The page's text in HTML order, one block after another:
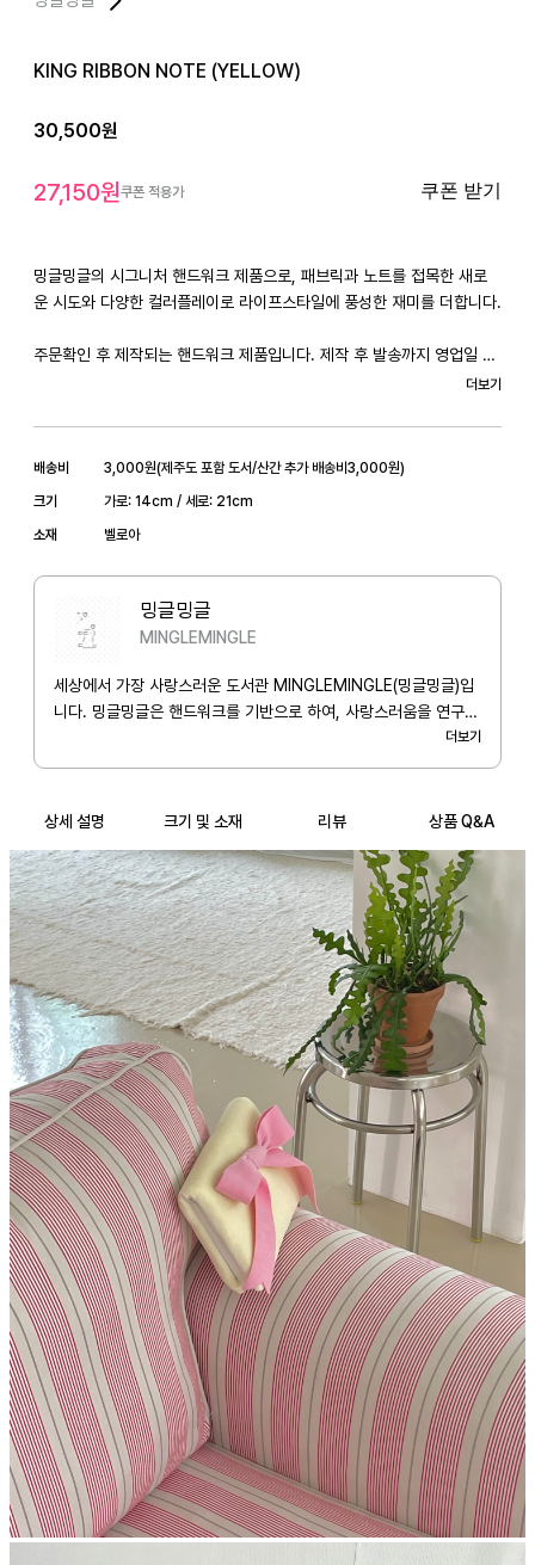
KING RIBBON NOTE (YELLOW)
30,500원
27,150원쿠폰 적용가 쿠폰 받기
밍글밍글의 시그니처 핸드워크 제품으로, 패브릭과 노트를 접목한 새로
운 시도와 다양한 컬러플레이로 라이프스타일에 풍성한 재미를 더합니다.
주문확인 후 제작되는 핸드워크 제품입니다. 제작 후 발송까지 영업일 기
SIZE : W 14 x H 21 (cm)
BOOKBINDING : 양장제본
PAGES : 192p (96장)
-무지(Lineless)
-유선(Line) : 7mm
-모눈(Grid) : 5mm
OPTION.2
-가름끈(IVORY)
* 화면 해상도에 따라 색상이 다르게 보일 수 있습니다.
* 핸드워크 특성 상 제품마다 크기, 모양, 디테일이 균일하지 않을 수 있
습니다.
* 패턴이 있는 제품의 경우 제품마다 패턴 배치의 차이가 있을 수 있습니
다.
* 노트의 첫 페이지와 마지막 페이지는 완전히 펼쳐지지 않습니다. 다음
페이지부터 사용을 부탁드립니다.
* 주문 확인 후 제작되는 제품의 경우 단순 변심에 의한 교환 및 환불이
불가합니다.
* 상품불량 및 배송과정에서 파손이나 오배송의 경우, 수령일로부터 24
시간 내에 문의글 접수 부탁드립니다.
   사전 문의 없이 제품만 발송하실 경우 반송될 수 있습니다. (왕복 배송
비 구매자 부담)
더보기
배송비 3,000원(제주도 포함 도서/산간 추가 배송비3,000원)
크기
가로: 14cm / 세로: 21cm
소재
벨로아
밍글밍글
MINGLEMINGLE
세상에서 가장 사랑스러운 도서관 MINGLEMINGLE(밍글밍글)입
니다. 밍글밍글은 핸드워크를 기반으로 하여, 사랑스러움을 연구합
더보기
상세 설명 크기 및 소재 리뷰 상품 Q&A